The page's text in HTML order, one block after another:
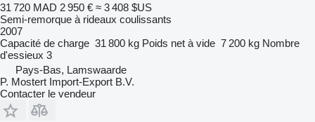
31 720 MAD 2 950 € ≈ 3 408 $US
Semi-remorque à rideaux coulissants
2007
Capacité de charge 31 800 kg Poids net à vide 7 200 kg Nombre
d'essieux 3
Pays-Bas, Lamswaarde
P. Mostert Import-Export B.V.
Contacter le vendeur